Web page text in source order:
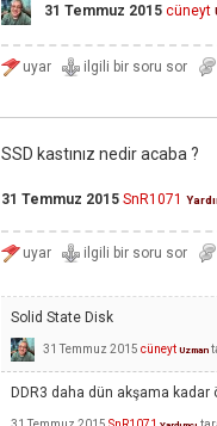
31 Temmuz 2015 cüneyt
SSD kastınız nedir acaba ?
31 Temmuz 2015 SnR1071
Solid State Disk
31 Temmuz 2015 cüneyt Uzman
DDR3 daha dün akşama